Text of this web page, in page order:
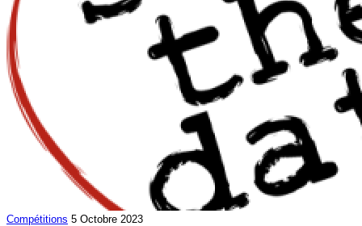
Compétitions 5 Octobre 2023